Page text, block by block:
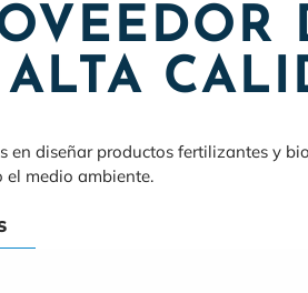
diseñar productos fertilizantes y
el medio ambiente.